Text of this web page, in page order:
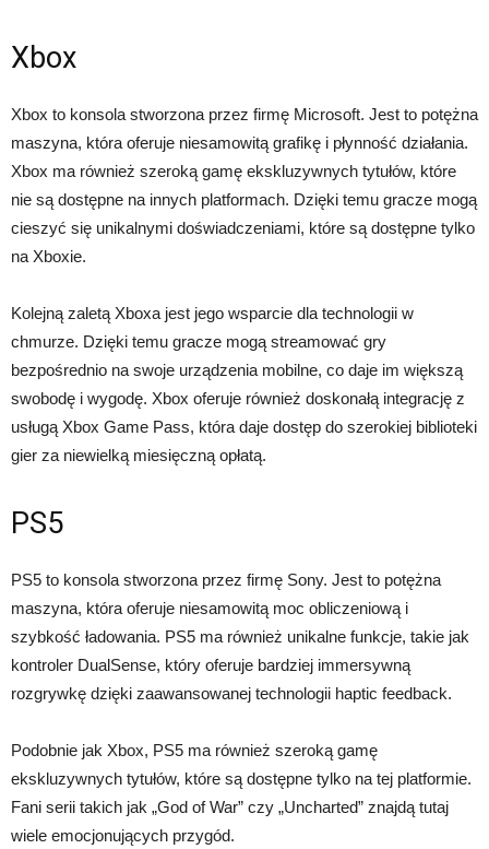
Xbox
Xbox to konsola stworzona przez firmę Microsoft. Jest to potężna
maszyna, która oferuje niesamowitą grafikę i płynność działania.
Xbox ma również szeroką gamę ekskluzywnych tytułów, które
nie są dostępne na innych platformach. Dzięki temu gracze mogą
cieszyć się unikalnymi doświadczeniami, które są dostępne tylko
na Xboxie.
Kolejną zaletą Xboxa jest jego wsparcie dla technologii w
chmurze. Dzięki temu gracze mogą streamować gry
bezpośrednio na swoje urządzenia mobilne, co daje im większą
swobodę i wygodę. Xbox oferuje również doskonałą integrację z
usługą Xbox Game Pass, która daje dostęp do szerokiej biblioteki
gier za niewielką miesięczną opłatą.
PS5
PS5 to konsola stworzona przez firmę Sony. Jest to potężna
maszyna, która oferuje niesamowitą moc obliczeniową i
szybkość ładowania. PS5 ma również unikalne funkcje, takie jak
kontroler DualSense, który oferuje bardziej immersywną
rozgrywkę dzięki zaawansowanej technologii haptic feedback.
Podobnie jak Xbox, PS5 ma również szeroką gamę
ekskluzywnych tytułów, które są dostępne tylko na tej platformie.
Fani serii takich jak „God of War” czy „Uncharted” znajdą tutaj
wiele emocjonujących przygód.